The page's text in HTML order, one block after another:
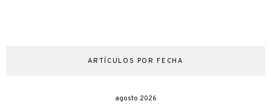
ARTÍCULOS POR FECHA
agosto 2026